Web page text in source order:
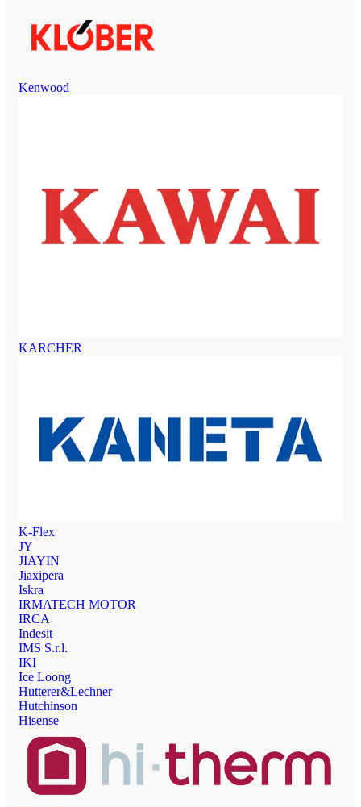
Kenwood
KARCHER
K-Flex
JY
JIAYIN
Jiaxipera
Iskra
IRMATECH MOTOR
IRCA
Indesit
IMS S.r.l.
IKI
Ice Loong
Hutterer&Lechner
Hutchinson
Hisense